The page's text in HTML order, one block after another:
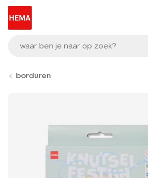
waar ben je naar op zoek?
borduren